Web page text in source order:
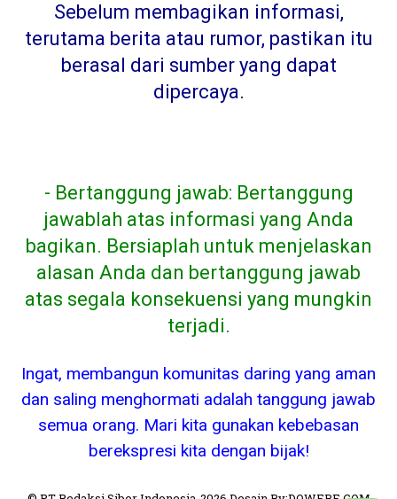
Sebelum membagikan informasi,
terutama berita atau rumor, pastikan itu
berasal dari sumber yang dapat
dipercaya.
- Bertanggung jawab: Bertanggung
jawablah atas informasi yang Anda
bagikan. Bersiaplah untuk menjelaskan
alasan Anda dan bertanggung jawab
atas segala konsekuensi yang mungkin
terjadi.
Ingat, membangun komunitas daring yang aman
dan saling menghormati adalah tanggung jawab
semua orang. Mari kita gunakan kebebasan
berekspresi kita dengan bijak!